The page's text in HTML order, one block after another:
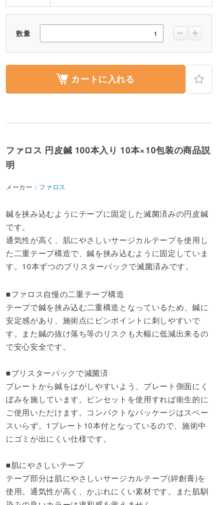
数量
カートに入れる
ファロス 円皮鍼 100本入り 10本×10包装の商品説
明
メーカー： ファロス
鍼を挟み込むようにテープに固定した滅菌済みの円皮鍼
です。
通気性が高く、肌にやさしいサージカルテープを使用し
た二重テープ構造で、鍼を挟み込むように固定していま
す。10本ずつのブリスターパックで滅菌済みです。
■ファロス自慢の二重テープ構造
テープで鍼を挟み込む二重構造となっているため、鍼に
安定感があり、施術点にピンポイントに刺しやすいで
す。また鍼の抜け落ち等のリスクも大幅に低減出来るの
で安心安全です。
■ブリスターパックで減菌済
プレートから鍼をはがしやすいよう、プレート側面にく
ぼみを施しています。ピンセットを使用すれば衛生的に
ご使用いただけます。コンパクトなパッケージはスペー
スいらず。1プレート10本付となっているので、施術中
にゴミが出にくい仕様です。
■肌にやさしいテープ
テープ部分は肌にやさしいサージカルテープ(絆創膏)を
使用。通気性が高く、かぶれにくい素材です。また肌馴